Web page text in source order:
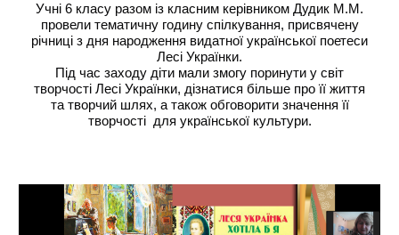
Учні 6 класу разом із класним керівником Дудик М.М.
провели тематичну годину спілкування, присвячену
річниці з дня народження видатної української поетеси
Лесі Українки.
Під час заходу діти мали змогу поринути у світ
творчості Лесі Українки, дізнатися більше про її життя
та творчий шлях, а також обговорити значення її
творчості для української культури.